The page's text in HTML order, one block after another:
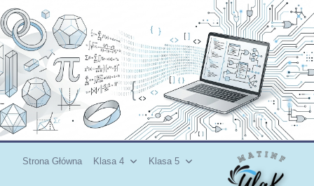
Skip
to
content
Strona Główna Klasa 4 Klasa 5